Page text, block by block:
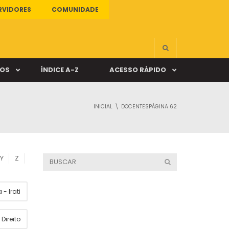
COMUNIDADE
ÍNDICE A-Z ACESSO RÁPIDO
INICIAL DOCENTESPÁGINA 62
Y Z
- Irati
Direito